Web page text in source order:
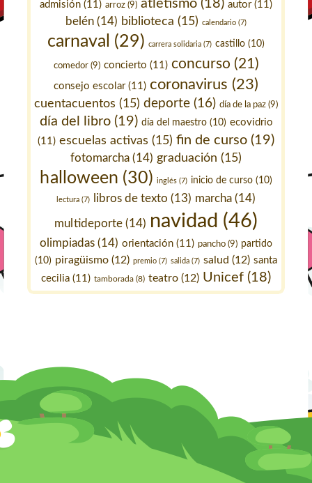
admisión (11) arroz (9) atletismo (18) autor(11)
belén (14) biblioteca (15) calendario (7)
carnaval (29) carrera solidaria (7) castillo (10)
comedor(9) concierto (11) concurso (21)
consejo escolar(11) coronavirus (23)
cuentacuentos (15) deporte (16) día de la paz (9)
día del libro(19) día del maestro(10) ecovidrio
(11) escuelas activas (15) fin de curso (19)
fotomarcha (14) graduación (15)
halloween (30) inglés(7) inicio de curso(10)
lectura (7) libros de texto (13) marcha (14)
multideporte(14) navidad (46)
olimpiadas (14) orientación (11) pancho (9) partido
(10) piragüismo (12) premio (7) salida (7) salud (12) santa
cecilia (11) tamborada (8) teatro (12) Unicef (18)